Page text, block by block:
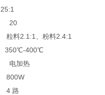
20
2.1:1、粉料2.4:1
400℃
加热
800W
路